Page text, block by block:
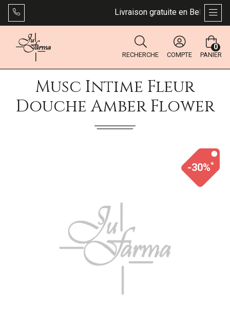
Livraison gratuite en Belgique
RECHERCHE COMPTE PANIER
0
Musc Intime Fleur
Douche Amber Flower
-30%*